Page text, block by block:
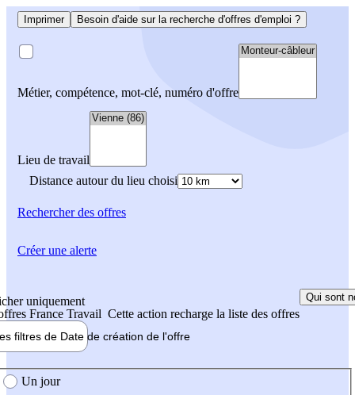
Imprimer Besoin d'aide sur la recherche d'offres d'emploi ?
Métier, compétence, mot-clé, numéro d'offre
Lieu de travail
Distance autour du lieu choisi
Rechercherdes offres
uniquement
France Travail Cette action recharge la liste des offres
Qui sont
filtres de Date de création de l'offre
création de l'offre
Un jour
Créer une alerte